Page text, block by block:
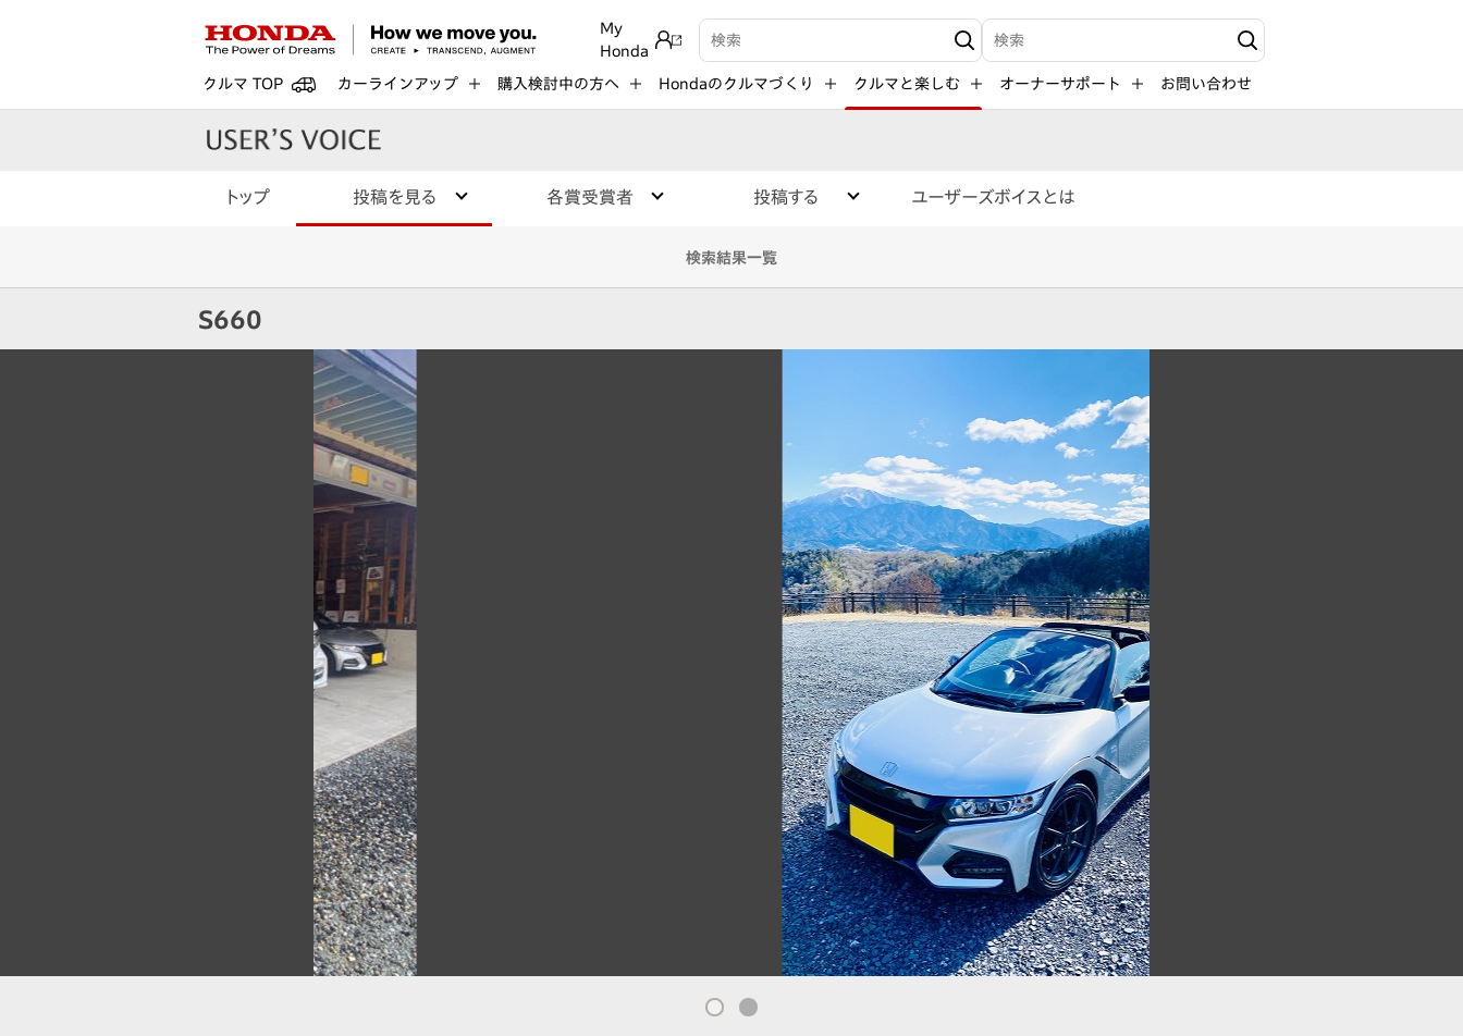
My
Honda
検索キーワード入力 検索キーワード入力
クルマ TOP カーラインアップ 購入検討中の方へ Hondaのクルマづくり クルマと楽しむ オーナーサポート お問い合わせ
トップ 投稿を見る 各賞受賞者 投稿する ユーザーズボイスとは
検索結果一覧
S660